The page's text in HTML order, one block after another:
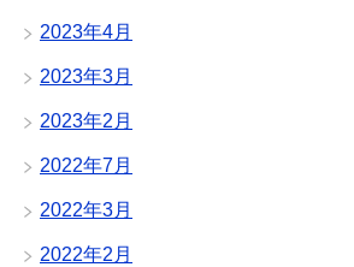
2023年4月
2023年3月
2023年2月
2022年7月
2022年3月
2022年2月